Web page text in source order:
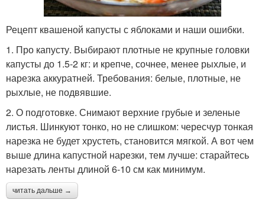
Рецепт квашеной капусты с яблоками и наши ошибки.
1. Про капусту. Выбирают плотные не крупные головки
капусты до 1.5-2 кг: и крепче, сочнее, менее рыхлые, и
нарезка аккуратней. Требования: белые, плотные, не
рыхлые, не подвявшие.
2. О подготовке. Снимают верхние грубые и зеленые
листья. Шинкуют тонко, но не слишком: чересчур тонкая
нарезка не будет хрустеть, становится мягкой. А вот чем
выше длина капустной нарезки, тем лучше: старайтесь
нарезать ленты длиной 6-10 см как минимум.
читать дальше →